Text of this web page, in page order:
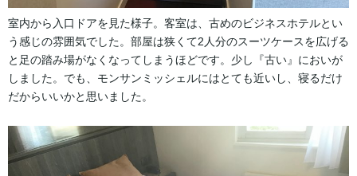
室内から入口ドアを見た様子。客室は、古めのビジネスホテルとい
う感じの雰囲気でした。部屋は狭くて2人分のスーツケースを広げる
と足の踏み場がなくなってしまうほどです。少し『古い』においが
しました。でも、モンサンミッシェルにはとても近いし、寝るだけ
だからいいかと思いました。